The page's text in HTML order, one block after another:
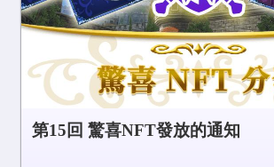
第15回 驚喜NFT發放的通知